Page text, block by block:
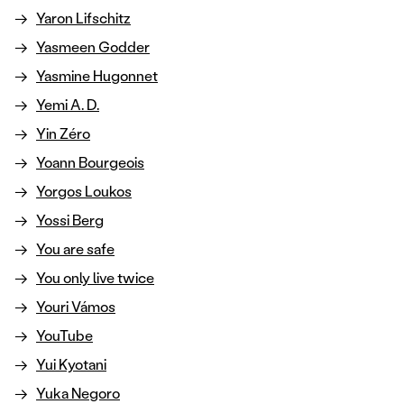
Yaron Lifschitz
Yasmeen Godder
Yasmine Hugonnet
Yemi A. D.
Yin Zéro
Yoann Bourgeois
Yorgos Loukos
Yossi Berg
You are safe
You only live twice
Youri Vámos
YouTube
Yui Kyotani
Yuka Negoro